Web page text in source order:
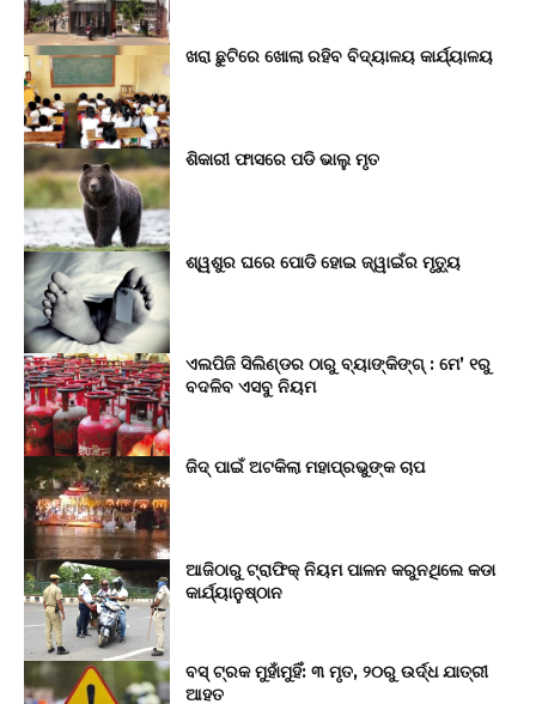
ଖରା ଛୁଟିରେ ଖୋଲା ରହିବ ବିଦ୍ୟାଳୟ କାର୍ଯ୍ୟାଳୟ
ଶିକାରୀ ଫାସରେ ପଡି ଭାଲୁ ମୃତ
ଶ୍ୱଶୁର ଘରେ ପୋଡି ହୋଇ ଜ୍ୱାଇଁର ମୃତ୍ୟୁ
ଏଲପିଜି ସିଲିଣ୍ଡର ଠାରୁ ବ୍ୟାଙ୍କିଙ୍ଗ୍ : ମେ’ ୧ରୁ
ବଦଳିବ ଏସବୁ ନିୟମ
ଜିଦ୍‌ ପାଇଁ ଅଟକିଲା ମହାପ୍ରଭୁଙ୍କ ଚାପ
ଆଜିଠାରୁ ଟ୍ରାଫିକ୍ ନିୟମ ପାଳନ କରୁନଥିଲେ କଡା
କାର୍ଯ୍ୟାନୁଷ୍ଠାନ
ବସ୍ ଟ୍ରକ ମୁହାଁମୁହିଁ: ୩ ମୃତ, ୨୦ରୁ ଉର୍ଦ୍ଧ ଯାତ୍ରୀ
ଆହତ